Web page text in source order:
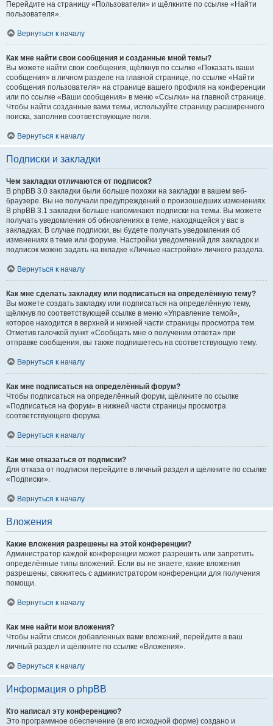
Перейдите на страницу «Пользователи» и щёлкните по ссылке «Найти
пользователя».
Вернуться к началу
Как мне найти свои сообщения и созданные мной темы?
Вы можете найти свои сообщения, щёлкнув по ссылке «Показать ваши
сообщения» в личном разделе на главной странице, по ссылке «Найти
сообщения пользователя» на странице вашего профиля на конференции
или по ссылке «Ваши сообщения» в меню «Ссылки» на главной странице.
Чтобы найти созданные вами темы, используйте страницу расширенного
поиска, заполнив соответствующие поля.
Вернуться к началу
Подписки и закладки
Чем закладки отличаются от подписок?
В phpBB 3.0 закладки были больше похожи на закладки в вашем веб-
браузере. Вы не получали предупреждений о произошедших изменениях.
В phpBB 3.1 закладки больше напоминают подписки на темы. Вы можете
получать уведомления об обновлениях в теме, находящейся у вас в
закладках. В случае подписки, вы будете получать уведомления об
изменениях в теме или форуме. Настройки уведомлений для закладок и
подписок можно задать на вкладке «Личные настройки» личного раздела.
Вернуться к началу
Как мне сделать закладку или подписаться на определённую тему?
Вы можете создать закладку или подписаться на определённую тему,
щёлкнув по соответствующей ссылке в меню «Управление темой»,
которое находится в верхней и нижней части страницы просмотра тем.
Отметив галочкой пункт «Сообщать мне о получении ответа» при
отправке сообщения, вы также подпишетесь на соответствующую тему.
Вернуться к началу
Как мне подписаться на определённый форум?
Чтобы подписаться на определённый форум, щёлкните по ссылке
«Подписаться на форум» в нижней части страницы просмотра
соответствующего форума.
Вернуться к началу
Как мне отказаться от подписки?
Для отказа от подписки перейдите в личный раздел и щёлкните по ссылке
«Подписки».
Вернуться к началу
Вложения
Какие вложения разрешены на этой конференции?
Администратор каждой конференции может разрешить или запретить
определённые типы вложений. Если вы не знаете, какие вложения
разрешены, свяжитесь с администратором конференции для получения
помощи.
Вернуться к началу
Как мне найти мои вложения?
Чтобы найти список добавленных вами вложений, перейдите в ваш
личный раздел и щёлкните по ссылке «Вложения».
Вернуться к началу
Информация о phpBB
Кто написал эту конференцию?
Это программное обеспечение (в его исходной форме) создано и